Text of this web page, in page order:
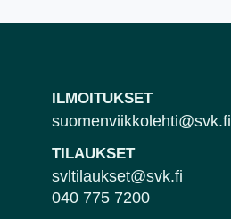
ILMOITUKSET
suomenviikkolehti@svk.fi
TILAUKSET
svltilaukset@svk.fi
040 775 7200